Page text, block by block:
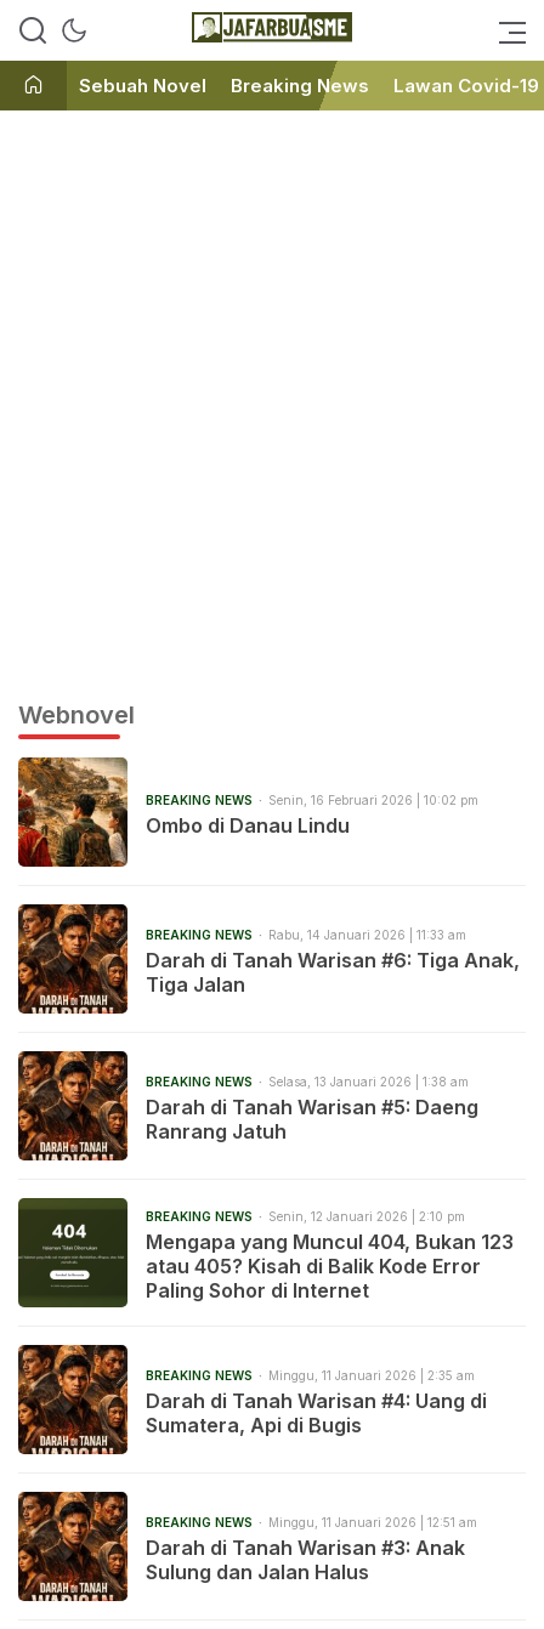
JafarBua
Ini bukan Media Online, Ini
Sebuah Novel Breaking News Lawan Covid-19
Webnovel
BREAKING NEWS Senin, 16 Februari 2026 | 10:02 pm
Ombo di Danau Lindu
BREAKING NEWS Rabu, 14 Januari 2026 | 11:33 am
Darah di Tanah Warisan #6: Tiga Anak,
Tiga Jalan
BREAKING NEWS Selasa, 13 Januari 2026 | 1:38 am
Darah di Tanah Warisan #5: Daeng
Ranrang Jatuh
BREAKING NEWS Senin, 12 Januari 2026 | 2:10 pm
Mengapa yang Muncul 404, Bukan 123
atau 405? Kisah di Balik Kode Error
Paling Sohor di Internet
BREAKING NEWS Minggu, 11 Januari 2026 | 2:35 am
Darah di Tanah Warisan #4: Uang di
Sumatera, Api di Bugis
BREAKING NEWS Minggu, 11 Januari 2026 | 12:51 am
Darah di Tanah Warisan #3: Anak
Sulung dan Jalan Halus